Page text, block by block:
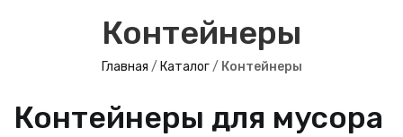
Контейнеры
Главная / Каталог/ Контейнеры
Контейнеры для мусора